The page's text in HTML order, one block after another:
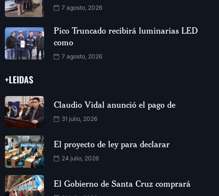
7 agosto, 2026
Pico Truncado recibirá luminarias LED
como
7 agosto, 2026
+LEIDAS
Claudio Vidal anunció el pago de
31 julio, 2026
El proyecto de ley para declarar
24 julio, 2026
El Gobierno de Santa Cruz comprará